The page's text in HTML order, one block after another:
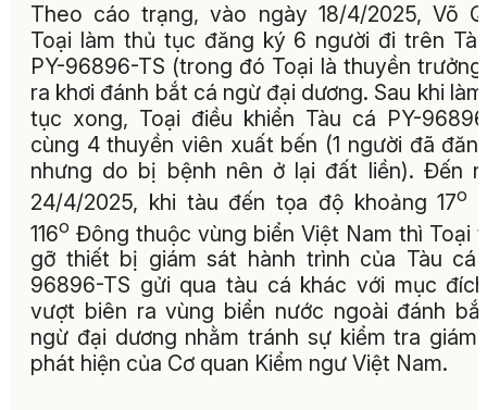
Theo cáo trạng, vào ngày 18/4/2025, Võ
Toại làm thủ tục đăng ký 6 người đi trên
PY-96896-TS (trong đó Toại là thuyền
ra khơi đánh bắt cá ngừ đại dương. Sau khi
tục xong, Toại điều khiển Tàu cá PY-
cùng 4 thuyền viên xuất bến (1 người đã
nhưng do bị bệnh nên ở lại đất liền). Đến
24/4/2025, khi tàu đến tọa độ khoảng 17o
116o Đông thuộc vùng biển Việt Nam thì Toại
gỡ thiết bị giám sát hành trình của Tàu cá
96896-TS gửi qua tàu cá khác với mục
vượt biên ra vùng biển nước ngoài đánh
ngừ đại dương nhằm tránh sự kiểm tra giám
phát hiện của Cơ quan Kiểm ngư Việt Nam.